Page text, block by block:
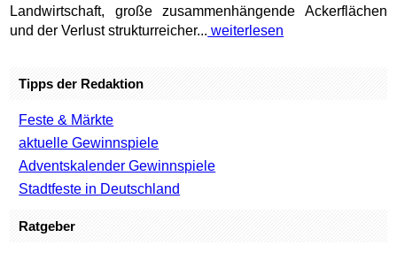
Landwirtschaft, große zusammenhängende Ackerflächen
und der Verlust strukturreicher... weiterlesen
Tipps der Redaktion
Feste & Märkte
aktuelle Gewinnspiele
Adventskalender Gewinnspiele
Stadtfeste in Deutschland
Ratgeber